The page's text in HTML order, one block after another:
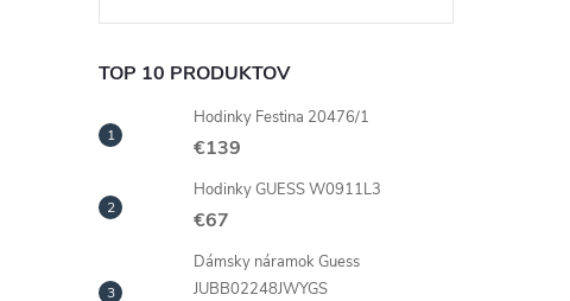
TOP 10 PRODUKTOV
Hodinky Festina 20476/1
€139
Hodinky GUESS W0911L3
€67
Dámsky náramok Guess
JUBB02248JWYGS